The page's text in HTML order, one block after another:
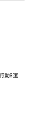
動8選